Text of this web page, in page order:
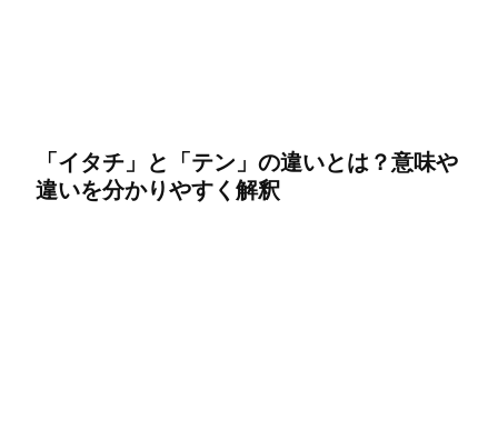
「イタチ」と「テン」の違いとは？意味や
違いを分かりやすく解釈